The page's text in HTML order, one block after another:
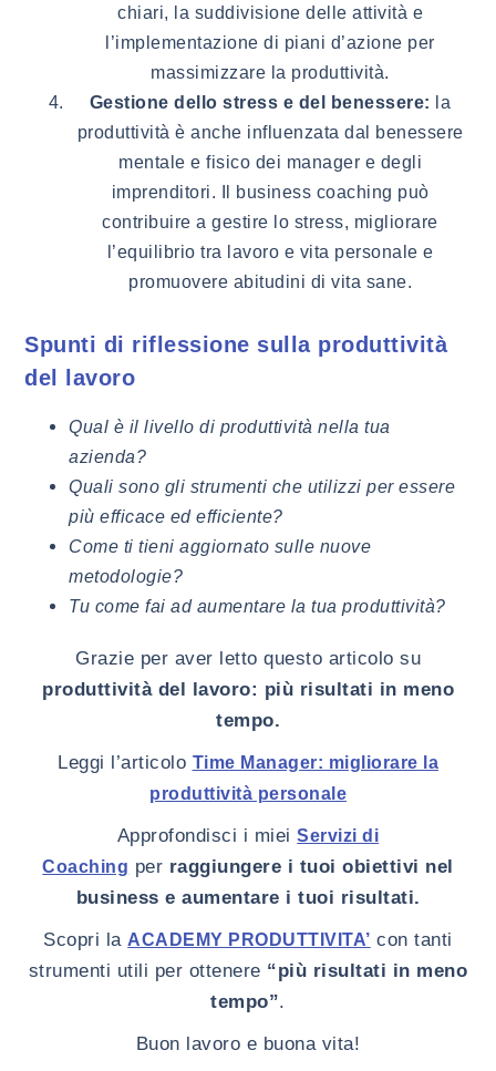
chiari, la suddivisione delle attività e
l’implementazione di piani d’azione per
massimizzare la produttività.
Gestione dello stress e del benessere: la
produttività è anche influenzata dal benessere
mentale e fisico dei manager e degli
imprenditori. Il business coaching può
contribuire a gestire lo stress, migliorare
l’equilibrio tra lavoro e vita personale e
promuovere abitudini di vita sane.
Spunti di riflessione sulla produttività
del lavoro
Qual è il livello di produttività nella tua
azienda?
Quali sono gli strumenti che utilizzi per essere
più efficace ed efficiente?
Come ti tieni aggiornato sulle nuove
metodologie?
Tu come fai ad aumentare la tua produttività?
Grazie per aver letto questo articolo su
produttività del lavoro: più risultati in meno
tempo.
Leggi l’articolo Time Manager: migliorare la
produttività personale
Approfondisci i mieiServizi di
Coaching per raggiungere i tuoi obiettivi nel
business e aumentare i tuoi risultati.
Scopri la ACADEMY PRODUTTIVITA’ con tanti
strumenti utili per ottenere “più risultati in meno
tempo”.
Buon lavoro e buona vita!